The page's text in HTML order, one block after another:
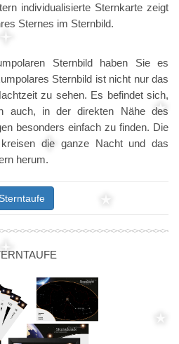
individualisierte Sternkarte zeigt
Sternes im Sternbild.
Sternbild haben Sie es
Sternbild ist nicht nur das
zu sehen. Es befindet sich,
auch, in der direkten Nähe des
besonders einfach zu finden. Die
kreisen die ganze Nacht und das
herum.